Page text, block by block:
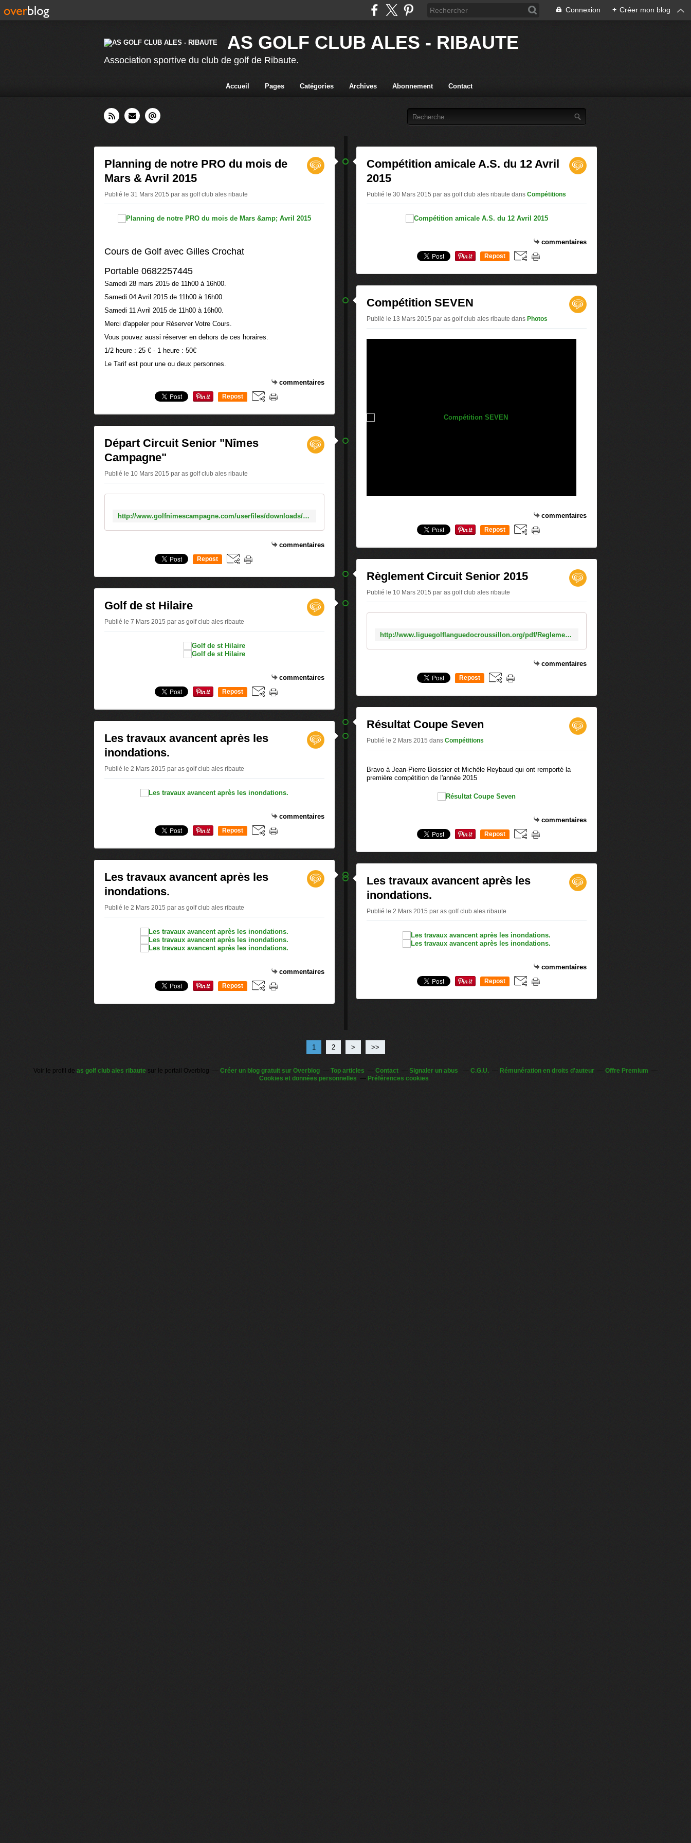
Connexion + Créer mon blog
AS GOLF CLUB ALES - RIBAUTE
Association sportive du club de golf de Ribaute.
Accueil Pages Catégories Archives Abonnement Contact
Planning de notre PRO du mois de
Mars & Avril 2015
Publié le 31 Mars 2015 par as golf club ales ribaute
Cours de Golf avec Gilles Crochat
Portable 0682257445
Samedi 28 mars 2015 de 11h00 à 16h00.
Samedi 04 Avril 2015 de 11h00 à 16h00.
Samedi 11 Avril 2015 de 11h00 à 16h00.
Merci d'appeler pour Réserver Votre Cours.
Vous pouvez aussi réserver en dehors de ces horaires.
1/2 heure : 25 € - 1 heure : 50€
Le Tarif est pour une ou deux personnes.
commentaires
Repost
Départ Circuit Senior "Nîmes
Campagne"
Publié le 10 Mars 2015 par as golf club ales ribaute
http://www.golfnimescampagne.com/userfiles/downloads/competitions/150310D1.pdf
commentaires
Repost
Golf de st Hilaire
Publié le 7 Mars 2015 par as golf club ales ribaute
commentaires
Repost
Les travaux avancent après les
inondations.
Publié le 2 Mars 2015 par as golf club ales ribaute
commentaires
Repost
Les travaux avancent après les
inondations.
Publié le 2 Mars 2015 par as golf club ales ribaute
commentaires
Repost
Compétition amicale A.S. du 12 Avril
2015
Publié le 30 Mars 2015 par as golf club ales ribaute dans Compétitions
commentaires
Repost
Compétition SEVEN
Publié le 13 Mars 2015 par as golf club ales ribaute dans Photos
commentaires
Repost
Règlement Circuit Senior 2015
Publié le 10 Mars 2015 par as golf club ales ribaute
http://www.liguegolflanguedocroussillon.org/pdf/Reglement%20Circuit%20Senior%202015.pdf
commentaires
Repost
Résultat Coupe Seven
Publié le 2 Mars 2015 dans Compétitions
Bravo à Jean-Pierre Boissier et Michèle Reybaud qui ont remporté la
première compétition de l'année 2015
commentaires
Repost
Les travaux avancent après les
inondations.
Publié le 2 Mars 2015 par as golf club ales ribaute
commentaires
Repost
1 2 > >>
Voir le profil de as golf club ales ribaute sur le portail Overblog Créer un blog gratuit sur Overblog Top articles Contact Signaler un abus C.G.U. Rémunération en droits d'auteur
Offre Premium
Cookies et données personnelles
Préférences cookies